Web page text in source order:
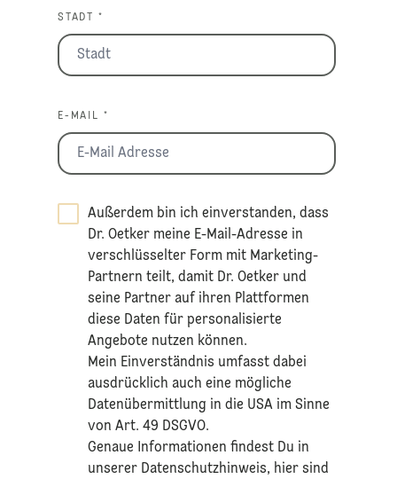
STADT *
E-MAIL *
Außerdem bin ich einverstanden, dass
Dr. Oetker meine E-Mail-Adresse in
verschlüsselter Form mit Marketing-
Partnern teilt, damit Dr. Oetker und
seine Partner auf ihren Plattformen
diese Daten für personalisierte
Angebote nutzen können.
Mein Einverständnis umfasst dabei
ausdrücklich auch eine mögliche
Datenübermittlung in die USA im Sinne
von Art. 49 DSGVO.​
​Genaue Informationen findest Du in
unserer Datenschutzhinweis, hier sind